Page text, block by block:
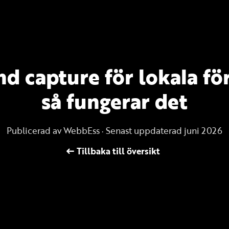
capture för lokala
så fungerar det
Publicerad av WebbEss · Senast uppdaterad juni 2026
Tillbaka till översikt